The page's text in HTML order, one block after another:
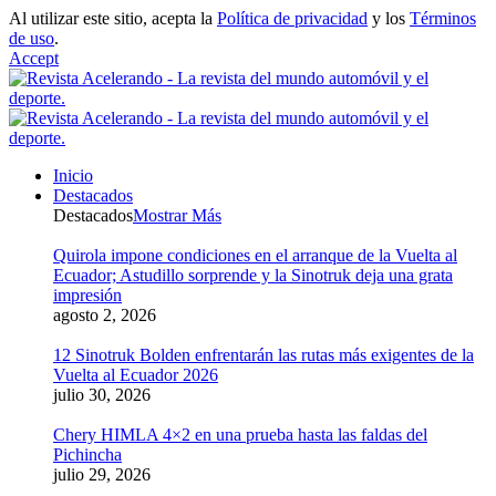
Al utilizar este sitio, acepta la Política de privacidad y los Términos
de uso.
Accept
Inicio
Destacados
DestacadosMostrar Más
Quirola impone condiciones en el arranque de la Vuelta al
Ecuador; Astudillo sorprende y la Sinotruk deja una grata
impresión
agosto 2, 2026
12 Sinotruk Bolden enfrentarán las rutas más exigentes de la
Vuelta al Ecuador 2026
julio 30, 2026
Chery HIMLA 4×2 en una prueba hasta las faldas del
Pichincha
julio 29, 2026